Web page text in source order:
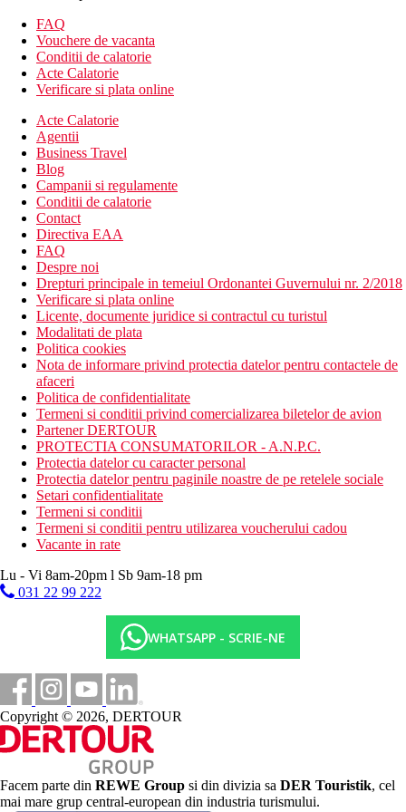
Activitati sportive
Gratuit: vezi programul Unlimited Luxury®
Contra cost: sporturi acvatice motorizate, scufundari, teren
de golf la aproximativ 30 de minute cu masina
Facilitati copii
Club copii de la 3-12 ani, programe de animatie,
posibilitate de babysitting
masa
Mese si All Inclusive
Programul Unlimited Luxury®
Mic dejun, pranz si cina tip bufet
Cina in toate restaurantele a la carte (restaurant
mediteranean numai pentru adulti) fara rezervare
Gustare in timpul zilei, gustare seara tarziu la Coco Café
Minibar (aprovizionat zilnic cu bauturi racoritoare, apa si
bere)
Bauturi alcoolice si nealcoolice de productie locala si
unele marci originale, consum nelimitat de sucuri
proaspete
Fitness, volei, tenis, aerobic, aerobic acvatic, caiace
Conexiune WIFI
Clubul preferat
Lounge privat si check-in privat
Posibilitate de mic dejun in restaurantul francez a la carte
Mercure
Piscina privata numai pentru adulti
Mic dejun continental in lounge, gustare dupa-amiaza,
deserturi si lichioruri in lounge
Acces la un PC in lounge
Categoria oficiala
Wellness
Spa by Pevonia®
Contra cost: tratamente de masaj
Divertisment
Programe de animatie, muzica live
FAQ
Vouchere de vacanta
Conditii de calatorie
Acte Calatorie
Verificare si plata online
Acte Calatorie
Agentii
Business Travel
Blog
Campanii si regulamente
Conditii de calatorie
Contact
Directiva EAA
FAQ
Despre noi
Drepturi principale in temeiul Ordonantei Guvernului nr. 2/2018
Verificare si plata online
Licente, documente juridice si contractul cu turistul
Modalitati de plata
Politica cookies
Nota de informare privind protectia datelor pentru contactele de
afaceri
Politica de confidentialitate
Termeni si conditii privind comercializarea biletelor de avion
Partener DERTOUR
PROTECTIA CONSUMATORILOR - A.N.P.C.
Protectia datelor cu caracter personal
Protectia datelor pentru paginile noastre de pe retelele sociale
Setari confidentialitate
Termeni si conditii
Termeni si conditii pentru utilizarea voucherului cadou
Vacante in rate
Lu - Vi 8am-20pm l Sb 9am-18 pm
031 22 99 222
WHATSAPP - SCRIE-NE
Copyright © 2026, DERTOUR
Facem parte din REWE Group si din divizia sa DER Touristik, cel
mai mare grup central-european din industria turismului.